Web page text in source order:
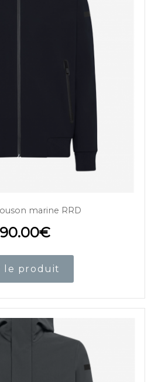
marine RRD
€
le produit